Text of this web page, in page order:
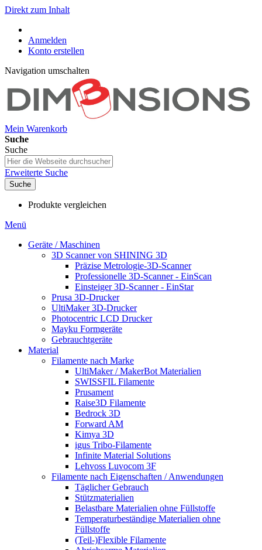
Direkt zum Inhalt
Anmelden
Konto erstellen
Navigation umschalten
Mein Warenkorb
Suche
Suche
Erweiterte Suche
Suche
Produkte vergleichen
Menü
Geräte / Maschinen
3D Scanner von SHINING 3D
Präzise Metrologie-3D-Scanner
Professionelle 3D-Scanner - EinScan
Einsteiger 3D-Scanner - EinStar
Prusa 3D-Drucker
UltiMaker 3D-Drucker
Photocentric LCD Drucker
Mayku Formgeräte
Gebrauchtgeräte
Material
Filamente nach Marke
UltiMaker / MakerBot Materialien
SWISSFIL Filamente
Prusament
Raise3D Filamente
Bedrock 3D
Forward AM
Kimya 3D
igus Tribo-Filamente
Infinite Material Solutions
Lehvoss Luvocom 3F
Filamente nach Eigenschaften / Anwendungen
Täglicher Gebrauch
Stützmaterialien
Belastbare Materialien ohne Füllstoffe
Temperaturbeständige Materialien ohne
Füllstoffe
(Teil-)Flexible Filamente